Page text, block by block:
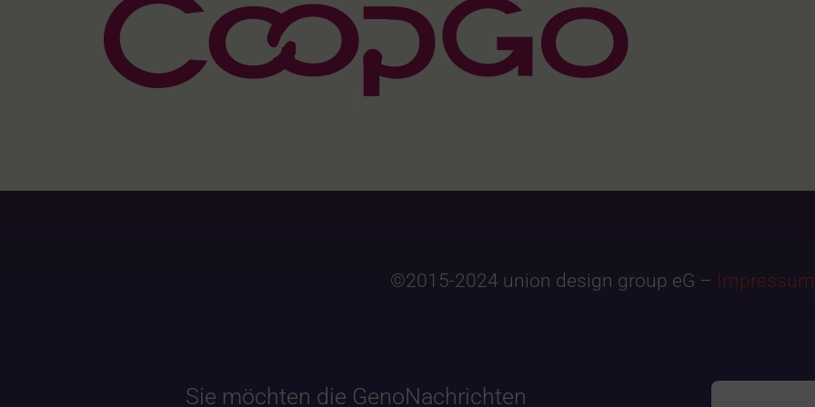
©2015-2024 union design group eG – Impressum
Sie möchten die GenoNachrichten